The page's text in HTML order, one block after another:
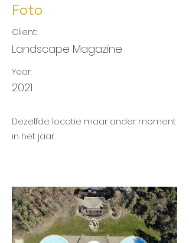
Foto
Client:
Landscape Magazine
Year:
2021
Dezelfde locatie maar ander moment
in het jaar.